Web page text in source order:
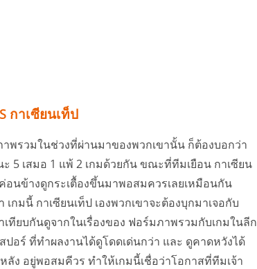
กาเซียนเท็ป
าพรวมในช่วงที่ผ่านมาของพวกเขานั้น ก็ต้องบอกว่า
5 เสมอ 1 แพ้ 2 เกมด้วยกัน ขณะที่ทีมเยือน กาเซียน
นข้างดูกระเตื้องขึ้นมาพอสมควรเลยเหมือนกัน
กมนี้ กาเซียนเท็ป เองพวกเขาจะต้องบุกมาเจอกับ
ทียบกันดูจากในเรื่องของ ฟอร์มภาพรวมกับเกมในลีก
อร์ ที่ทำผลงานได้ดูโดดเด่นกว่า และ ดูคาดหวังได้
ลัง อยู่พอสมคีวร ทำให้เกมนี้เชื่อว่าโอกาสที่ทีมเจ้า